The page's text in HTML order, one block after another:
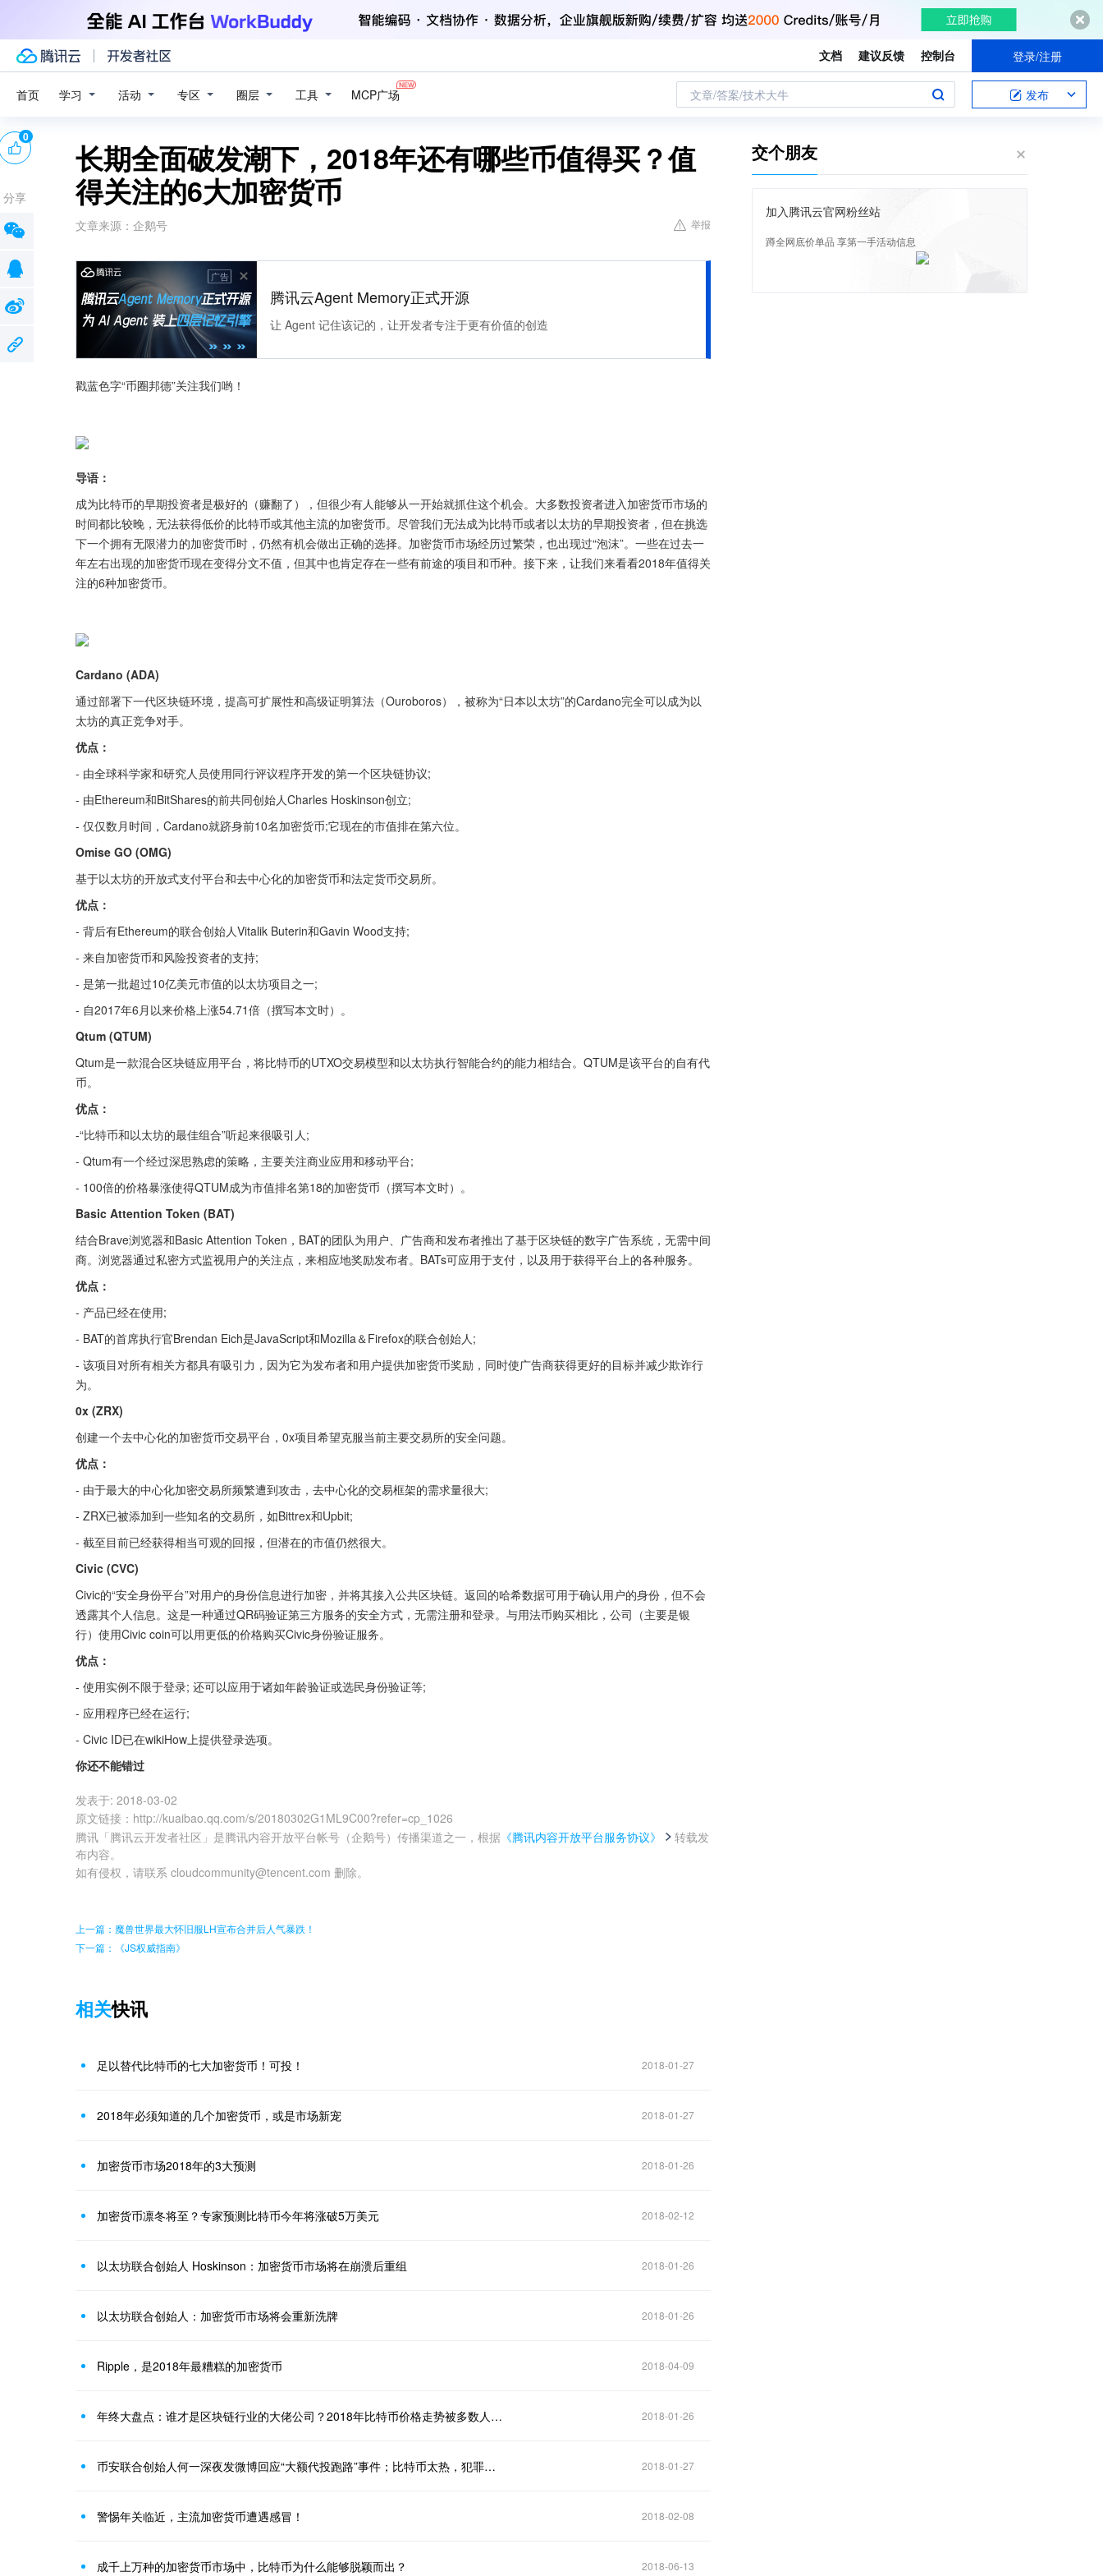
文档 建议反馈 控制台 登录/注册
首页 学习 活动 专区 圈层 工具 MCP广场 文章/答案/技术大牛 发布
长期全面破发潮下，2018年还有哪些币值得买？值
得关注的6大加密货币
文章来源： 企鹅号 举报
广告
腾讯云Agent Memory正式开源
让 Agent 记住该记的，让开发者专注于更有价值的创造
戳蓝色字“币圈邦德”关注我们哟！
导语：
成为比特币的早期投资者是极好的（赚翻了），但很少有人能够从一开始就抓住这个机会。大多数投资者进入加密货币市场的
时间都比较晚，无法获得低价的比特币或其他主流的加密货币。尽管我们无法成为比特币或者以太坊的早期投资者，但在挑选
下一个拥有无限潜力的加密货币时，仍然有机会做出正确的选择。加密货币市场经历过繁荣，也出现过“泡沫”。一些在过去一
年左右出现的加密货币现在变得分文不值，但其中也肯定存在一些有前途的项目和币种。接下来，让我们来看看2018年值得关
注的6种加密货币。
Cardano (ADA)
通过部署下一代区块链环境，提高可扩展性和高级证明算法（Ouroboros），被称为“日本以太坊”的Cardano完全可以成为以
太坊的真正竞争对手。
优点：
- 由全球科学家和研究人员使用同行评议程序开发的第一个区块链协议;
- 由Ethereum和BitShares的前共同创始人Charles Hoskinson创立;
- 仅仅数月时间，Cardano就跻身前10名加密货币;它现在的市值排在第六位。
Omise GO (OMG)
基于以太坊的开放式支付平台和去中心化的加密货币和法定货币交易所。
优点：
- 背后有Ethereum的联合创始人Vitalik Buterin和Gavin Wood支持;
- 来自加密货币和风险投资者的支持;
- 是第一批超过10亿美元市值的以太坊项目之一;
- 自2017年6月以来价格上涨54.71倍（撰写本文时）。
Qtum (QTUM)
Qtum是一款混合区块链应用平台，将比特币的UTXO交易模型和以太坊执行智能合约的能力相结合。QTUM是该平台的自有代
币。
优点：
-“比特币和以太坊的最佳组合”听起来很吸引人;
- Qtum有一个经过深思熟虑的策略，主要关注商业应用和移动平台;
- 100倍的价格暴涨使得QTUM成为市值排名第18的加密货币（撰写本文时）。
Basic Attention Token (BAT)
结合Brave浏览器和Basic Attention Token，BAT的团队为用户、广告商和发布者推出了基于区块链的数字广告系统，无需中间
商。浏览器通过私密方式监视用户的关注点，来相应地奖励发布者。BATs可应用于支付，以及用于获得平台上的各种服务。
优点：
- 产品已经在使用;
- BAT的首席执行官Brendan Eich是JavaScript和Mozilla＆Firefox的联合创始人;
- 该项目对所有相关方都具有吸引力，因为它为发布者和用户提供加密货币奖励，同时使广告商获得更好的目标并减少欺诈行
为。
0x (ZRX)
创建一个去中心化的加密货币交易平台，0x项目希望克服当前主要交易所的安全问题。
优点：
- 由于最大的中心化加密交易所频繁遭到攻击，去中心化的交易框架的需求量很大;
- ZRX已被添加到一些知名的交易所，如Bittrex和Upbit;
- 截至目前已经获得相当可观的回报，但潜在的市值仍然很大。
Civic (CVC)
Civic的“安全身份平台”对用户的身份信息进行加密，并将其接入公共区块链。返回的哈希数据可用于确认用户的身份，但不会
透露其个人信息。这是一种通过QR码验证第三方服务的安全方式，无需注册和登录。与用法币购买相比，公司（主要是银
行）使用Civic coin可以用更低的价格购买Civic身份验证服务。
优点：
- 使用实例不限于登录; 还可以应用于诸如年龄验证或选民身份验证等;
- 应用程序已经在运行;
- Civic ID已在wikiHow上提供登录选项。
你还不能错过
发表于: 2018-03-02
原文链接 ： http://kuaibao.qq.com/s/20180302G1ML9C00?refer=cp_1026
腾讯「腾讯云开发者社区」是腾讯内容开放平台帐号（企鹅号）传播渠道之一，根据 《腾讯内容开放平台服务协议》
转载发
布内容。
如有侵权，请联系 cloudcommunity@tencent.com 删除。
0
分享
上一篇：魔兽世界最大怀旧服LH宣布合并后人气暴跌！
下一篇：《JS权威指南》
相关快讯
足以替代比特币的七大加密货币！可投！ 2018-01-27
2018年必须知道的几个加密货币，或是市场新宠 2018-01-27
加密货币市场2018年的3大预测 2018-01-26
加密货币凛冬将至？专家预测比特币今年将涨破5万美元 2018-02-12
以太坊联合创始人 Hoskinson：加密货币市场将在崩溃后重组 2018-01-26
以太坊联合创始人：加密货币市场将会重新洗牌 2018-01-26
Ripple，是2018年最糟糕的加密货币 2018-04-09
年终大盘点：谁才是区块链行业的大佬公司？2018年比特币价格走势被多数人看好 2018-01-26
币安联合创始人何一深夜发微博回应“大额代投跑路”事件；比特币太热，犯罪分子开始转向其他加密货币 2018-01-27
警惕年关临近，主流加密货币遭遇感冒！ 2018-02-08
成千上万种的加密货币市场中，比特币为什么能够脱颖而出？ 2018-06-13
交个朋友
加入腾讯云官网粉丝站
蹲全网底价单品 享第一手活动信息